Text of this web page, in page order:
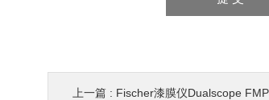
上一篇 : Fischer漆膜仪Dualscope